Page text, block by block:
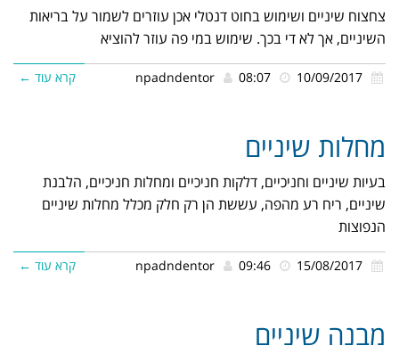
צחצוח שיניים ושימוש בחוט דנטלי אכן עוזרים לשמור על בריאות
השיניים, אך לא די בכך. שימוש במי פה עוזר להוציא
npadndentor קרא עוד ←
מחלות שיניים
בעיות שיניים וחניכיים, דלקות חניכיים ומחלות חניכיים, הלבנת
שיניים, ריח רע מהפה, עששת הן רק חלק מכלל מחלות שיניים
הנפוצות
npadndentor קרא עוד ←
מבנה שיניים